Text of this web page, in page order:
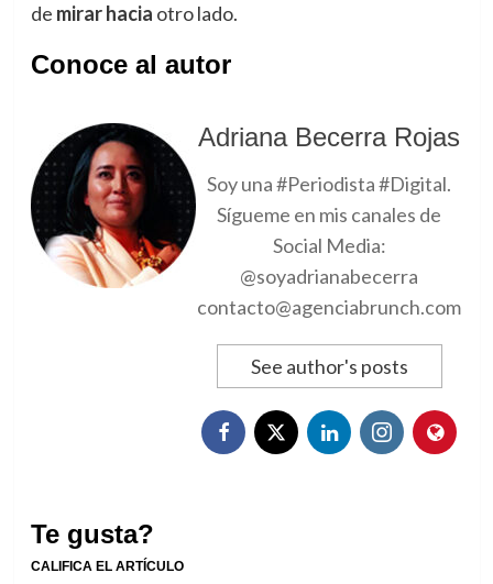
de mirar hacia otro lado.
Conoce al autor
Adriana Becerra Rojas
Soy una #Periodista #Digital.
Sígueme en mis canales de
Social Media:
@soyadrianabecerra
contacto@agenciabrunch.com
See author's posts
Te gusta?
CALIFICA EL ARTÍCULO